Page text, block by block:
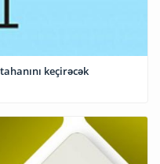
keçirəcək